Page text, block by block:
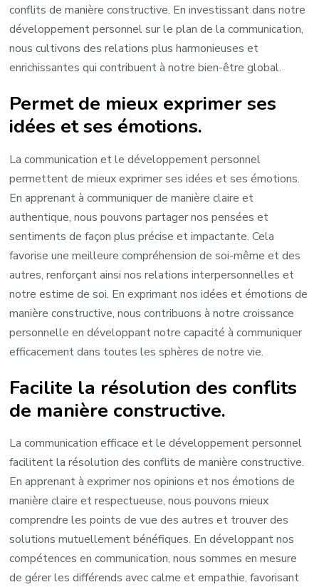
conflits de manière constructive. En investissant dans notre
développement personnel sur le plan de la communication,
nous cultivons des relations plus harmonieuses et
enrichissantes qui contribuent à notre bien-être global.
Permet de mieux exprimer ses
idées et ses émotions.
La communication et le développement personnel
permettent de mieux exprimer ses idées et ses émotions.
En apprenant à communiquer de manière claire et
authentique, nous pouvons partager nos pensées et
sentiments de façon plus précise et impactante. Cela
favorise une meilleure compréhension de soi-même et des
autres, renforçant ainsi nos relations interpersonnelles et
notre estime de soi. En exprimant nos idées et émotions de
manière constructive, nous contribuons à notre croissance
personnelle en développant notre capacité à communiquer
efficacement dans toutes les sphères de notre vie.
Facilite la résolution des conflits
de manière constructive.
La communication efficace et le développement personnel
facilitent la résolution des conflits de manière constructive.
En apprenant à exprimer nos opinions et nos émotions de
manière claire et respectueuse, nous pouvons mieux
comprendre les points de vue des autres et trouver des
solutions mutuellement bénéfiques. En développant nos
compétences en communication, nous sommes en mesure
de gérer les différends avec calme et empathie, favorisant